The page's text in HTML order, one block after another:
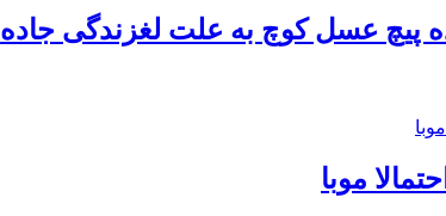
پیچ عسل کوچ به علت لغزندگی جاده